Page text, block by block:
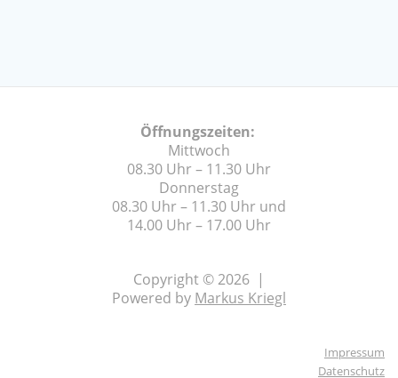
Öffnungszeiten:
Mittwoch
08.30 Uhr – 11.30 Uhr
Donnerstag
08.30 Uhr – 11.30 Uhr und
14.00 Uhr – 17.00 Uhr
Copyright © 2026 |
Powered by Markus Kriegl
Impressum
Datenschutz